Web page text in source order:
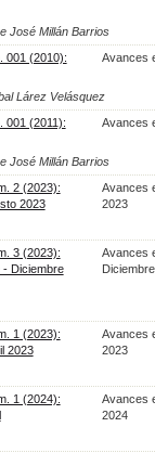
José Millán Barrios
001 (2010):
Avances
Lárez Velásquez
001 (2011):
Avances
José Millán Barrios
2 (2023):
2023
Avances
2023
3 (2023):
- Diciembre
Avances
1 (2023):
2023
Avances
2023
1 (2024):
Avances
2024